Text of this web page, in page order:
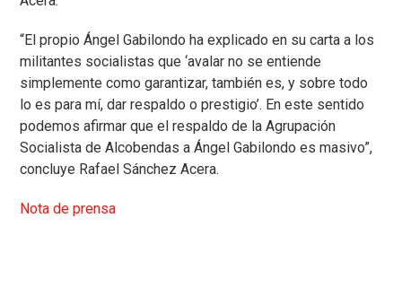
“El propio Ángel Gabilondo ha explicado en su carta a los
militantes socialistas que ‘avalar no se entiende
simplemente como garantizar, también es, y sobre todo
lo es para mí, dar respaldo o prestigio’. En este sentido
podemos afirmar que el respaldo de la Agrupación
Socialista de Alcobendas a Ángel Gabilondo es masivo”,
concluye Rafael Sánchez Acera.
Nota de prensa